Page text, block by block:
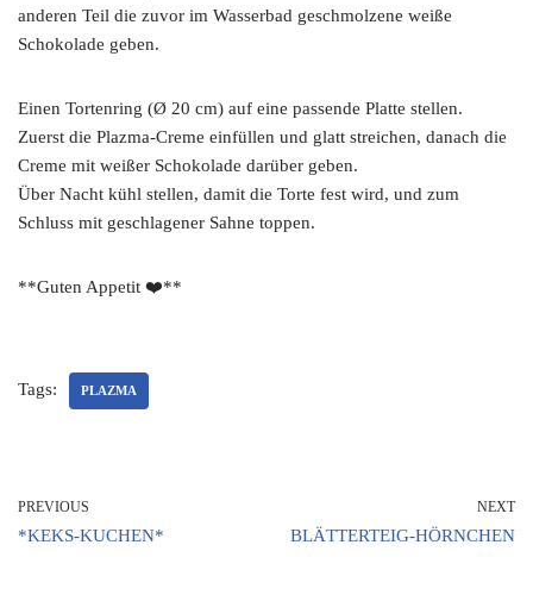
anderen Teil die zuvor im Wasserbad geschmolzene weiße
Schokolade geben.
Einen Tortenring (Ø 20 cm) auf eine passende Platte stellen.
Zuerst die Plazma-Creme einfüllen und glatt streichen, danach die
Creme mit weißer Schokolade darüber geben.
Über Nacht kühl stellen, damit die Torte fest wird, und zum
Schluss mit geschlagener Sahne toppen.
**Guten Appetit ❤️**
Tags: PLAZMA
PREVIOUS
*KEKS-KUCHEN*
NEXT
BLÄTTERTEIG-HÖRNCHEN